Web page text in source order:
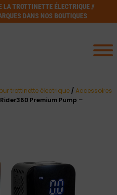
TROTTINETTE ÉLECTRIQUE //
DANS NOS BOUTIQUES
trottinette électrique / Accessoires
Premium Pump –